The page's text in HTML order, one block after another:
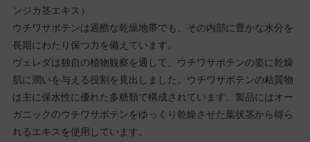
ンジカ茎エキス）
ウチワサボテンは過酷な乾燥地帯でも、その内部に豊かな水分を
長期にわたり保つ力を備えています。
ヴェレダは独自の植物観察を通して、ウチワサボテンの姿に乾燥
肌に潤いを与える役割を見出しました。ウチワサボテンの粘質物
は主に保水性に優れた多糖類で構成されています。製品にはオー
ガニックのウチワサボテンをゆっくり乾燥させた葉状茎から得ら
れるエキスを使用しています。